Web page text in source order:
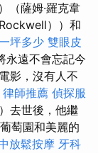
（薩姆·羅克韋
Rockwell））和
坪多少 雙眼皮
永遠不會忘記今
影，沒有人不
律師推薦 偵探服
去世後，他繼
萄園和美麗的
放鬆按摩 牙科